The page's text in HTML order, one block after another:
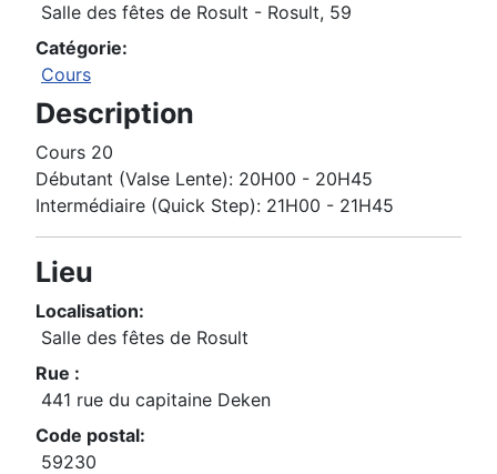
Salle des fêtes de Rosult - Rosult, 59
Catégorie:
Cours
Description
Cours 20
Débutant (Valse Lente): 20H00 - 20H45
Intermédiaire (Quick Step): 21H00 - 21H45
Lieu
Localisation:
Salle des fêtes de Rosult
Rue :
441 rue du capitaine Deken
Code postal:
59230